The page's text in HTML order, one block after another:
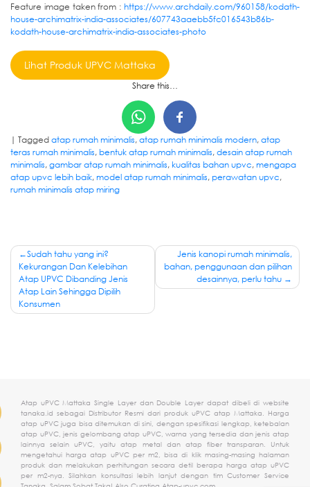
Feature image taken from : https://www.archdaily.com/960158/kodath-
house-archimatrix-india-associates/607743aaebb5fc016543b86b-
kodath-house-archimatrix-india-associates-photo
Lihat Produk UPVC Mattaka
Share this…
| Taggedatap rumah minimalis,atap rumah minimalis modern,atap
teras rumah minimalis, bentuk atap rumah minimalis,desain atap rumah
minimalis,gambar atap rumah minimalis,kualitas bahan upvc,mengapa
atap upvc lebih baik,model atap rumah minimalis, perawatan upvc,
rumah minimalis atap miring
Post
navigation
Sudah tahu yang ini?
Kekurangan Dan Kelebihan
Atap UPVC Dibanding Jenis
Atap Lain Sehingga Dipilih
Konsumen
Jenis kanopi rumah minimalis,
bahan, penggunaan dan pilihan
desainnya, perlu tahu
Atap uPVC Mattaka Single Layer dan Double Layer dapat dibeli di website
tanaka.id sebagai Distributor Resmi dari produk uPVC atap Mattaka. Harga
atap uPVC juga bisa ditemukan di sini, dengan spesifikasi lengkap, ketebalan
atap uPVC, jenis gelombang atap uPVC, warna yang tersedia dan jenis atap
lainnya selain uPVC, yaitu atap metal dan atap fiber transparan. Untuk
mengetahui harga atap uPVC per m2, bisa di klik masing-masing halaman
produk dan melakukan perhitungan secara detil berapa harga atap uPVC
per m2-nya. Silahkan konsultasi lebih lanjut dengan tim Customer Service